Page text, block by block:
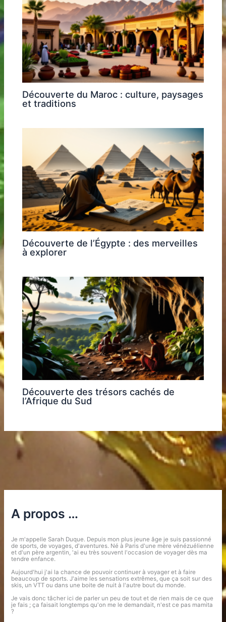
Découverte du Maroc : culture, paysages
et traditions
Découverte de l’Égypte : des merveilles
à explorer
Découverte des trésors cachés de
l’Afrique du Sud
A propos …
Je m'appelle Sarah Duque. Depuis mon plus jeune âge je suis passionné
de sports, de voyages, d'aventures. Né à Paris d'une mère vénézuélienne
et d'un père argentin, 'ai eu très souvent l'occasion de voyager dès ma
tendre enfance.
Aujourd'hui j'ai la chance de pouvoir continuer à voyager et à faire
beaucoup de sports. J'aime les sensations extrêmes, que ça soit sur des
skis, un VTT ou dans une boite de nuit à l'autre bout du monde.
Je vais donc tâcher ici de parler un peu de tout et de rien mais de ce que
je fais ; ça faisait longtemps qu'on me le demandait, n'est ce pas mamita
?